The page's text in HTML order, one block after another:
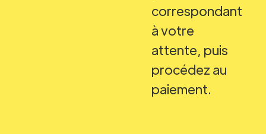
correspondant
à votre
attente, puis
procédez au
paiement.